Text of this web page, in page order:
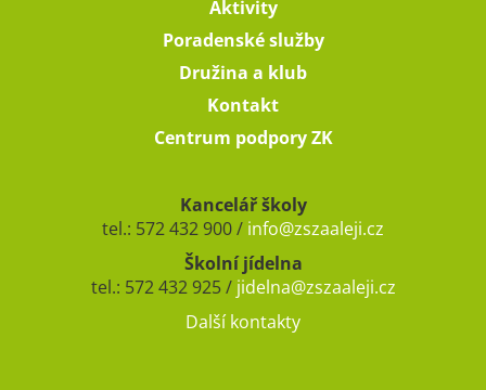
Aktivity
Poradenské služby
Družina a klub
Kontakt
Centrum podpory ZK
Kancelář školy
tel.: 572 432 900 / info@zszaaleji.cz
Školní jídelna
tel.: 572 432 925 / jidelna@zszaaleji.cz
Další kontakty